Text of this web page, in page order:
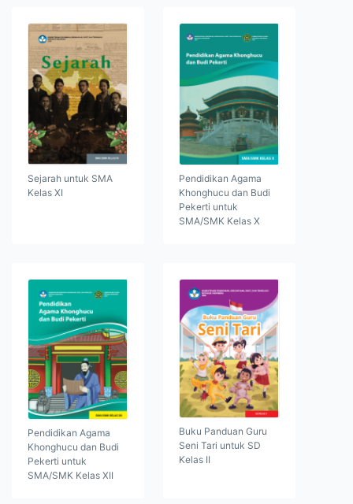
Sejarah untuk SMA
Kelas XI
Pendidikan Agama
Khonghucu dan Budi
Pekerti untuk
SMA/SMK Kelas X
Pendidikan Agama
Khonghucu dan Budi
Pekerti untuk
SMA/SMK Kelas XII
Buku Panduan Guru
Seni Tari untuk SD
Kelas II